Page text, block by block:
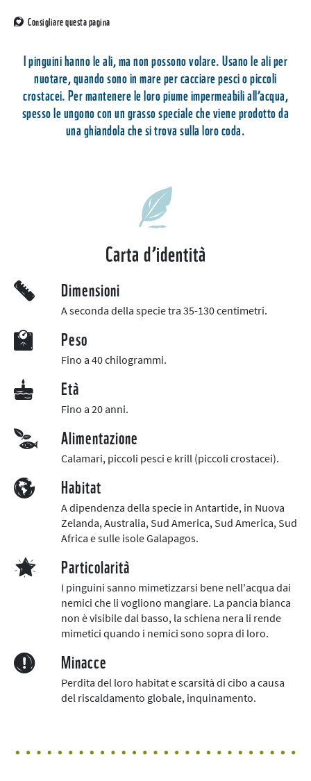
Consigliare questa pagina
I pinguini hanno le ali, ma non possono volare. Usano le ali per
nuotare, quando sono in mare per cacciare pesci o piccoli
crostacei. Per mantenere le loro piume impermeabili all’acqua,
spesso le ungono con un grasso speciale che viene prodotto da
una ghiandola che si trova sulla loro coda.
Carta d’identità
Dimensioni
A seconda della specie tra 35-130 centimetri.
Peso
Fino a 40 chilogrammi.
Età
Fino a 20 anni.
Alimentazione
Calamari, piccoli pesci e krill (piccoli crostacei).
Habitat
A dipendenza della specie in Antartide, in Nuova
Zelanda, Australia, Sud America, Sud America, Sud
Africa e sulle isole Galapagos.
Particolarità
I pinguini sanno mimetizzarsi bene nell'acqua dai
nemici che li vogliono mangiare. La pancia bianca
non è visibile dal basso, la schiena nera li rende
mimetici quando i nemici sono sopra di loro.
Minacce
Perdita del loro habitat e scarsità di cibo a causa
del riscaldamento globale, inquinamento.